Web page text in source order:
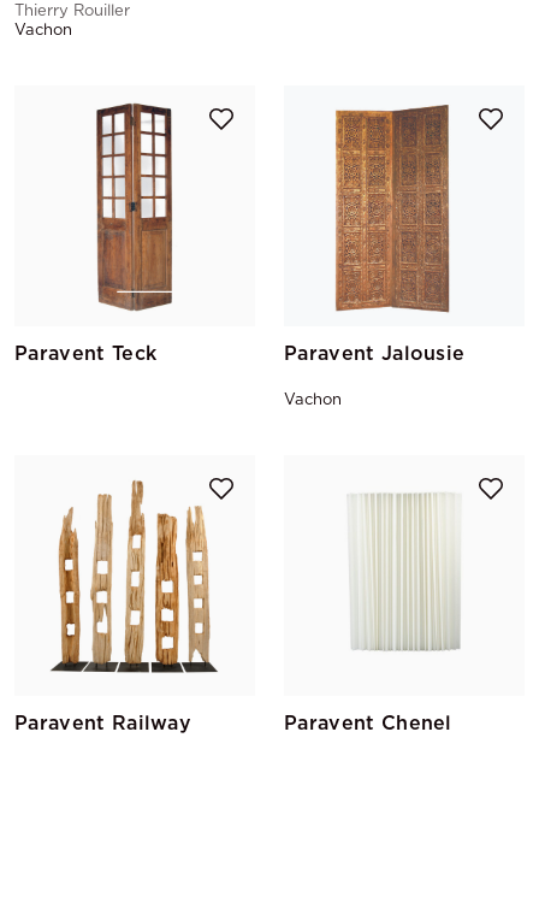
Thierry Rouiller
Vachon
Paravent Teck Paravent Jalousie
Vachon
Paravent Railway Paravent Chenel